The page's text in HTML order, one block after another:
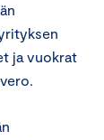
ja vuokrat